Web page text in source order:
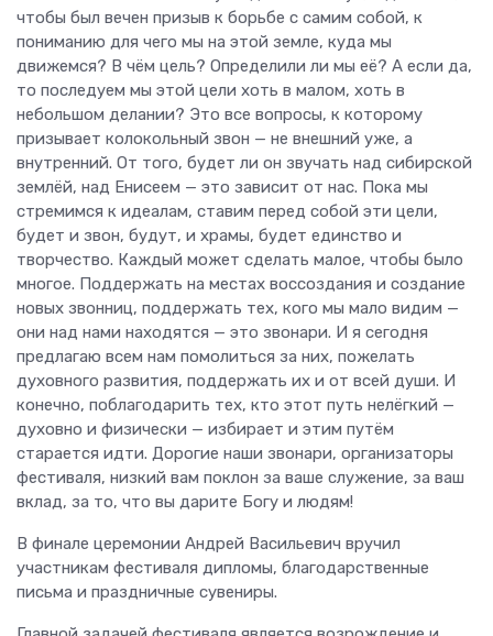
чтобы был вечен призыв к борьбе с самим собой, к
пониманию для чего мы на этой земле, куда мы
движемся? В чём цель? Определили ли мы её? А если да,
то последуем мы этой цели хоть в малом, хоть в
небольшом делании? Это все вопросы, к которому
призывает колокольный звон — не внешний уже, а
внутренний. От того, будет ли он звучать над сибирской
землёй, над Енисеем — это зависит от нас. Пока мы
стремимся к идеалам, ставим перед собой эти цели,
будет и звон, будут, и храмы, будет единство и
творчество. Каждый может сделать малое, чтобы было
многое. Поддержать на местах воссоздания и создание
новых звонниц, поддержать тех, кого мы мало видим —
они над нами находятся — это звонари. И я сегодня
предлагаю всем нам помолиться за них, пожелать
духовного развития, поддержать их и от всей души. И
конечно, поблагодарить тех, кто этот путь нелёгкий —
духовно и физически — избирает и этим путём
старается идти. Дорогие наши звонари, организаторы
фестиваля, низкий вам поклон за ваше служение, за ваш
вклад, за то, что вы дарите Богу и людям!
В финале церемонии Андрей Васильевич вручил
участникам фестиваля дипломы, благодарственные
письма и праздничные сувениры.